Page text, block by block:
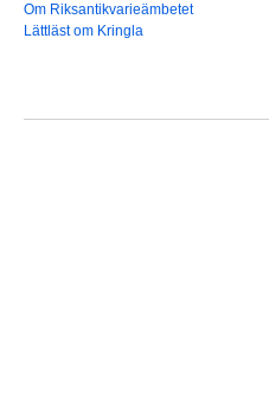
Om Riksantikvarieämbetet
Lättläst om Kringla